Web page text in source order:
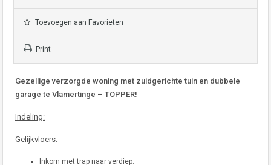
Toevoegen aan Favorieten
Print
Gezellige verzorgde woning met zuidgerichte tuin en dubbele
garage te Vlamertinge – TOPPER!
Indeling:
Gelijkvloers:
Inkom met trap naar verdiep.